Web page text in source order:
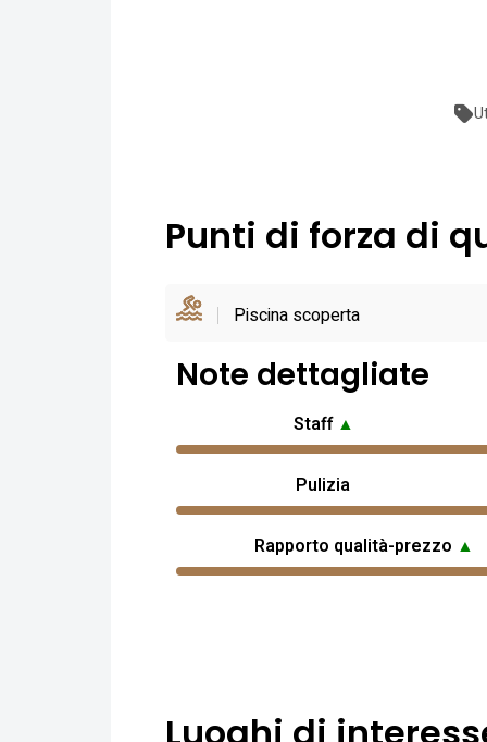
Punti di forza di
Piscina scoperta
Note dettagliate
Staff ▲
Pulizia
Rapporto qualità-prezzo ▲